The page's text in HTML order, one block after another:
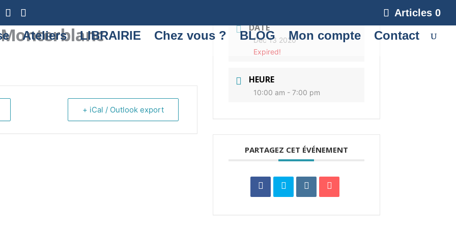
Articles 0
Ateliers LIBRAIRIE Chez vous ? BLOG Mon compte Contact
+ iCal / Outlook export
DATE
Déc 13 2020
Expired!
HEURE
10:00 am - 7:00 pm
PARTAGEZ CET ÉVÉNEMENT